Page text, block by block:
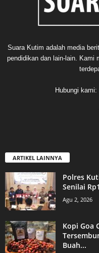
Suara Kutim adalah media
pendidikan dan lain-lain. Kami
Hubungi kami:
ARTIKEL LAINNYA
Polres
Senilai
Agu 2, 2026
Kopi Goa
Buah...